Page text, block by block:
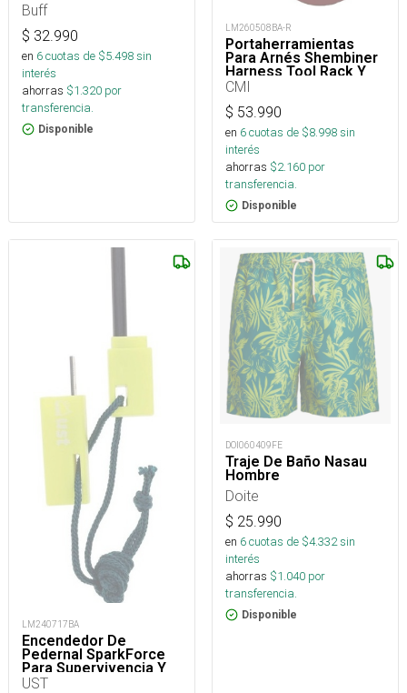
Buff
$ 32.990
en 6cuotas de $5.498sin
interés
ahorras $1.320 por
transferencia.
Disponible
LM260508BA-R
Portaherramientas
Para Arnés Shembiner
Harness Tool Rack Y
Arborismo
CMI
$ 53.990
en 6cuotas de $8.998sin
interés
ahorras $2.160 por
transferencia.
Disponible
LM240717BA
Encendedor De
Pedernal SparkForce
Para Supervivencia Y
Camping
UST
DOI060409FE
Traje De Baño Nasau
Hombre
Doite
$ 25.990
en 6cuotas de $4.332sin
interés
ahorras $1.040 por
transferencia.
Disponible